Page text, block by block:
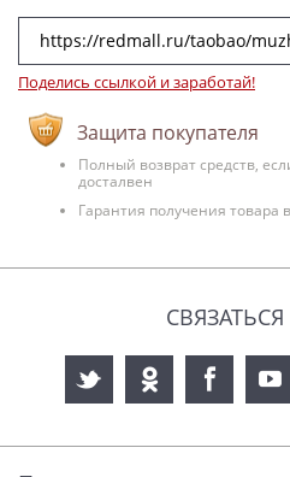
Поделись ссылкой и заработай!
Защита покупателя
Полный возврат средств,
досталвен
Гарантия получения товара